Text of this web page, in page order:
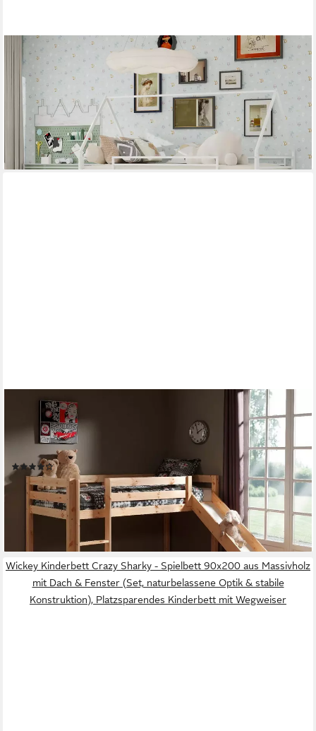
OYRREU
Etagenbett Twin über Twin Etagenbett mit Rutsche für Kinder
Schlafzimmer (Spar-Set)
329,99 €
UVP 499,99 €
lieferbar - in 6-7 Werktagen bei dir
Hochbett Pino, inkl. Rolllattenrost, Leiter, Rutsche und
Absturzschutz (B/H/T ca. 210x114x218cm, Kiefer massiv, stabil
und standfest) in verschiedenen Farben erhältlich
(1)
545,33 € UVP701,99 €
-22%
lieferbar in 2 Wochen
Wickey Kinderbett Crazy Sharky - Spielbett 90x200 aus Massivholz
mit Dach & Fenster (Set, naturbelassene Optik & stabile
Konstruktion), Platzsparendes Kinderbett mit Wegweiser